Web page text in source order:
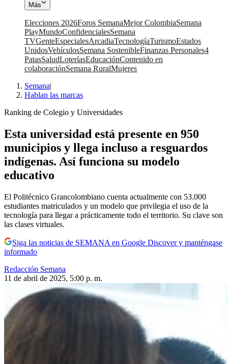
Más
Elecciones 2026Foros SemanaMejor ColombiaSemana
PlayMundoConfidencialesSemana
TVGenteEspecialesArcadiaTecnologíaTurismoEstados
UnidosVehículosSemana SostenibleFinanzas Personales4
PatasSaludLoteríasEducaciónContenido en
colaboraciónSemana RuralMujeres
Semana|
Hablan las marcas
Ranking de Colegio y Universidades
Esta universidad está presente en 950
municipios y llega incluso a resguardos
indígenas. Así funciona su modelo
educativo
El Politécnico Grancolombiano cuenta actualmente con 53.000
estudiantes matriculados y un modelo que privilegia el uso de la
tecnología para llegar a prácticamente todo el territorio. Su clave son
las clases virtuales.
Siga las noticias de SEMANA en Google Discover y manténgase
informado
Redacción Semana
11 de abril de 2025, 5:00 p. m.